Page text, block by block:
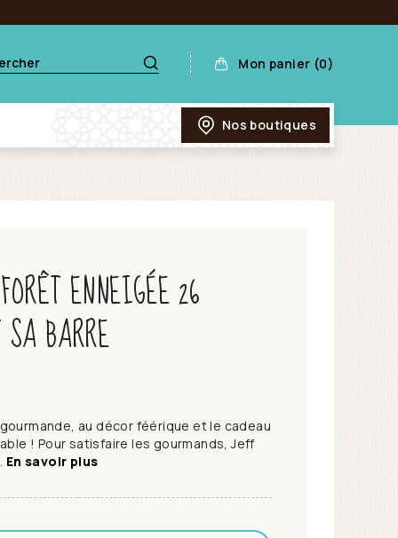
Mon panier (0)
Nos boutiques
ENNEIGÉE 26
BARRE
au décor féérique et le cadeau
! Pour satisfaire les gourmands, Jeff
En savoir plus